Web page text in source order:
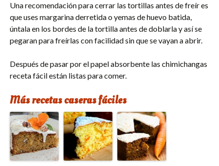
Una recomendación para cerrar las tortillas antes de freír es
que uses margarina derretida o yemas de huevo batida,
úntala en los bordes de la tortilla antes de doblarla y así se
pegaran para freírlas con facilidad sin que se vayan a abrir.
Después de pasar por el papel absorbente las chimichangas
receta fácil están listas para comer.
Más recetas caseras fáciles